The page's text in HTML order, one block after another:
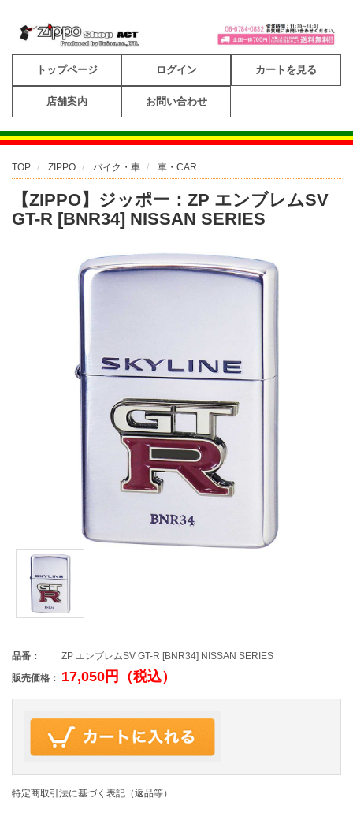
トップページ ログイン カートを見る
店舗案内 お問い合わせ
TOP ZIPPO バイク・車 車・CAR
【ZIPPO】ジッポー：ZP エンブレムSV
GT-R [BNR34] NISSAN SERIES
品番：
ZP エンブレムSV GT-R [BNR34] NISSAN SERIES
販売価格： 17,050円（税込）
特定商取引法に基づく表記（返品等）